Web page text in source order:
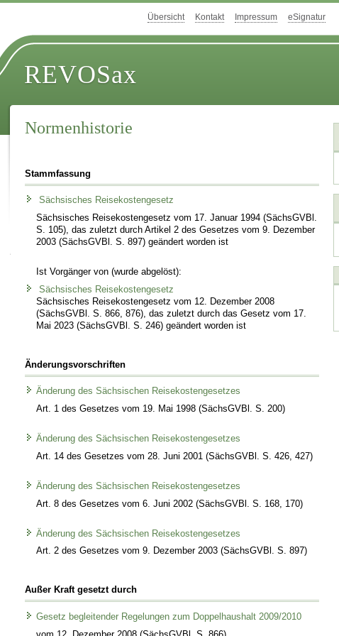
Übersicht Kontakt Impressum eSignatur
REVOSax
Normenhistorie
Stammfassung
Sächsisches Reisekostengesetz
Sächsisches Reisekostengesetz vom 17. Januar 1994 (SächsGVBl.
S. 105), das zuletzt durch Artikel 2 des Gesetzes vom 9. Dezember
2003 (SächsGVBl. S. 897) geändert worden ist
Ist Vorgänger von (wurde abgelöst):
Sächsisches Reisekostengesetz
Sächsisches Reisekostengesetz vom 12. Dezember 2008
(SächsGVBl. S. 866, 876), das zuletzt durch das Gesetz vom 17.
Mai 2023 (SächsGVBl. S. 246) geändert worden ist
Änderungsvorschriften
Änderung des Sächsischen Reisekostengesetzes
Art. 1 des Gesetzes vom 19. Mai 1998 (SächsGVBl. S. 200)
Änderung des Sächsischen Reisekostengesetzes
Art. 14 des Gesetzes vom 28. Juni 2001 (SächsGVBl. S. 426, 427)
Änderung des Sächsischen Reisekostengesetzes
Art. 8 des Gesetzes vom 6. Juni 2002 (SächsGVBl. S. 168, 170)
Änderung des Sächsischen Reisekostengesetzes
Art. 2 des Gesetzes vom 9. Dezember 2003 (SächsGVBl. S. 897)
Außer Kraft gesetzt durch
Gesetz begleitender Regelungen zum Doppelhaushalt 2009/2010